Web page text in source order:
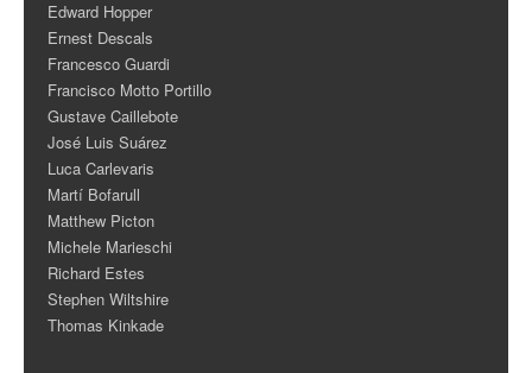
Edward Hopper
Ernest Descals
Francesco Guardi
Francisco Motto Portillo
Gustave Caillebote
José Luis Suárez
Luca Carlevaris
Martí Bofarull
Matthew Picton
Michele Marieschi
Richard Estes
Stephen Wiltshire
Thomas Kinkade